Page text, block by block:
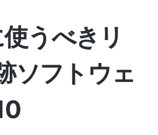
うべきリ
ソフトウェ